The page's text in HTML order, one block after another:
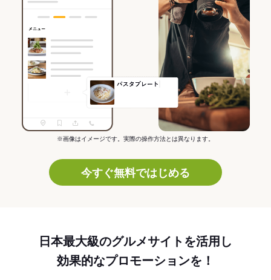
※画像はイメージです。実際の操作方法とは異なります。
今すぐ無料ではじめる
日本最大級のグルメサイトを活用し
効果的なプロモーションを！